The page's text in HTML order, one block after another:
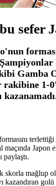
sefer
Gamba
rakibine 1-
Japon
paylaştı.
skorla mağlup
kazandıran